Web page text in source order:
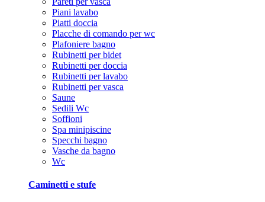
Piani lavabo
Piatti doccia
Placche di comando per wc
Plafoniere bagno
Rubinetti per bidet
Rubinetti per doccia
Rubinetti per lavabo
Rubinetti per vasca
Saune
Sedili Wc
Soffioni
Spa minipiscine
Specchi bagno
Vasche da bagno
Wc
Caminetti e stufe